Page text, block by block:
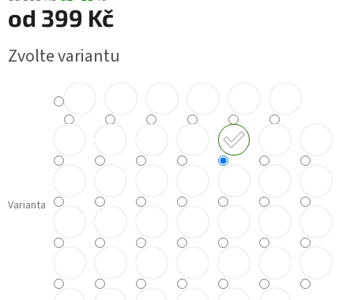
od 399 Kč
cena:
Zvolte variantu
Varianta